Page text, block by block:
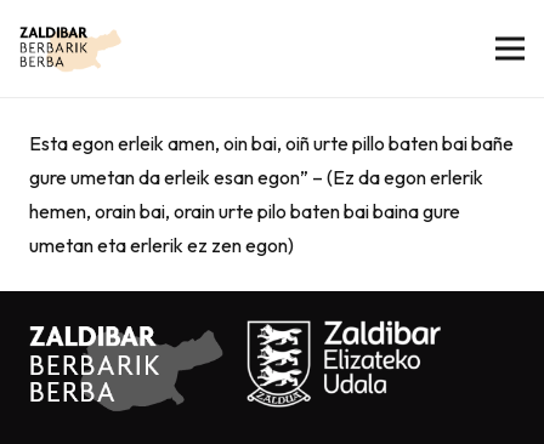
Esta egon erleik amen, oin bai, oiñ urte pillo baten bai bañe
gure umetan da erleik esan egon” – (Ez da egon erlerik
hemen, orain bai, orain urte pilo baten bai baina gure
umetan eta erlerik ez zen egon)